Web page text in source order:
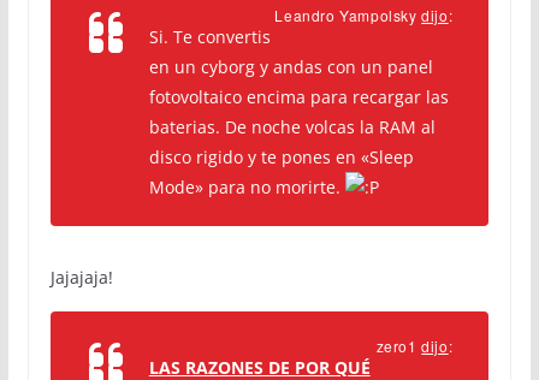
Leandro Yampolskydijo:
Si. Te convertis
en un cyborg y andas con un panel
fotovoltaico encima para recargar las
baterias. De noche volcas la RAM al
disco rigido y te pones en «Sleep
Mode» para no morirte.
Jajajaja!
zero1dijo:
LAS RAZONES DE POR QUÉ